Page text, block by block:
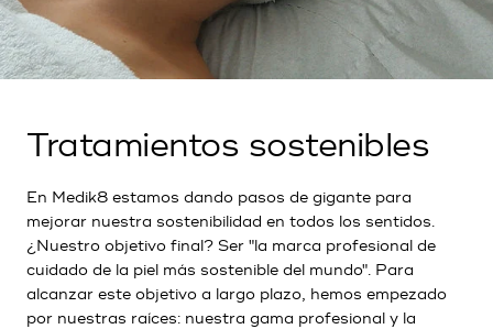
Tratamientos sostenibles
En Medik8 estamos dando pasos de gigante para
mejorar nuestra sostenibilidad en todos los sentidos.
¿Nuestro objetivo final? Ser "la marca profesional de
cuidado de la piel más sostenible del mundo". Para
alcanzar este objetivo a largo plazo, hemos empezado
por nuestras raíces: nuestra gama profesional y la